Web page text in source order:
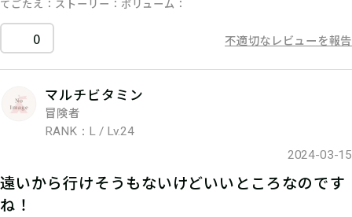
てごたえ ストーリー ボリューム
0 不適切なレビューを報告
マルチビタミン
冒険者
RANK：L / Lv.24
2024-03-15
遠いから行けそうもないけどいいところなのです
ね！